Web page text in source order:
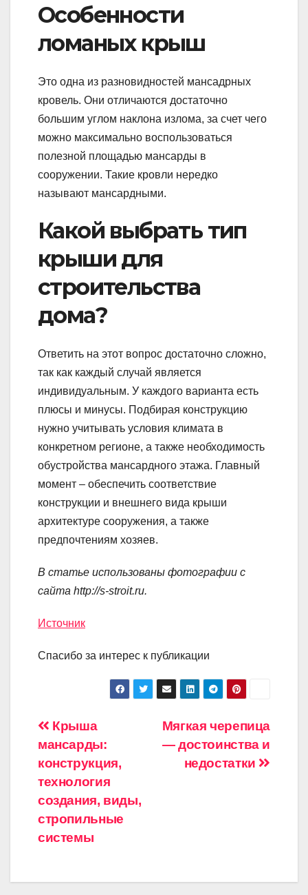
Особенности
ломаных крыш
Это одна из разновидностей мансадрных
кровель. Они отличаются достаточно
большим углом наклона излома, за счет чего
можно максимально воспользоваться
полезной площадью мансарды в
сооружении. Такие кровли нередко
называют мансардными.
Какой выбрать тип
крыши для
строительства
дома?
Ответить на этот вопрос достаточно сложно,
так как каждый случай является
индивидуальным. У каждого варианта есть
плюсы и минусы. Подбирая конструкцию
нужно учитывать условия климата в
конкретном регионе, а также необходимость
обустройства мансардного этажа. Главный
момент – обеспечить соответствие
конструкции и внешнего вида крыши
архитектуре сооружения, а также
предпочтениям хозяев.
В статье использованы фотографии с
сайта http://s-stroit.ru.
Источник
Спасибо за интерес к публикации
Навигация
по
записям
Мягкая черепица
— достоинства и
недостатки
Крыша
мансарды:
конструкция,
технология
создания, виды,
стропильные
системы